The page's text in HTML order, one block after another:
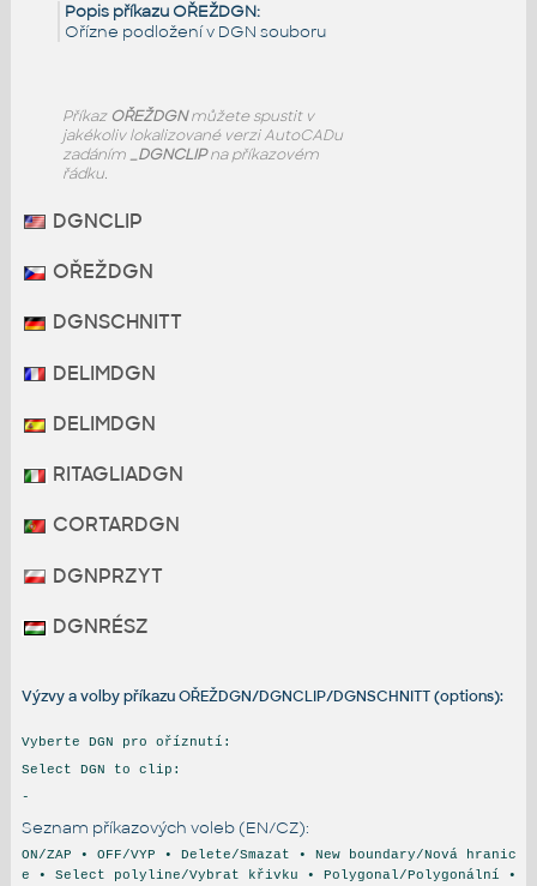
Popis příkazu OŘEŽDGN:
Ořízne podložení v DGN souboru
Příkaz OŘEŽDGNmůžete spustit v
jakékoliv lokalizované verzi AutoCADu
zadáním _DGNCLIPna příkazovém
řádku.
DGNCLIP
OŘEŽDGN
DGNSCHNITT
DELIMDGN
DELIMDGN
RITAGLIADGN
CORTARDGN
DGNPRZYT
DGNRÉSZ
Výzvy a volby příkazu OŘEŽDGN/DGNCLIP/DGNSCHNITT (options):
Vyberte DGN pro oříznutí:
Select DGN to clip:
-
Seznam příkazových voleb (EN/CZ):
ON/ZAP • OFF/VYP • Delete/Smazat • New boundary/Nová hranic
e • Select polyline/Vybrat křivku • Polygonal/Polygonální •